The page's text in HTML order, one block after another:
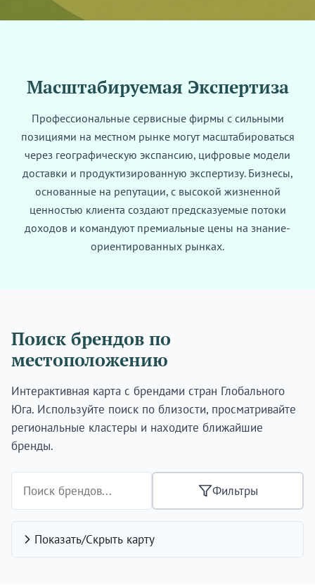
Масштабируемая Экспертиза
Профессиональные сервисные фирмы с сильными
позициями на местном рынке могут масштабироваться
через географическую экспансию, цифровые модели
доставки и продуктизированную экспертизу. Бизнесы,
основанные на репутации, с высокой жизненной
ценностью клиента создают предсказуемые потоки
доходов и командуют премиальные цены на знание-
ориентированных рынках.
Поиск брендов по
местоположению
Интерактивная карта с брендами стран Глобального
Юга. Используйте поиск по близости, просматривайте
региональные кластеры и находите ближайшие
бренды.
Фильтры
Показать/Скрыть карту